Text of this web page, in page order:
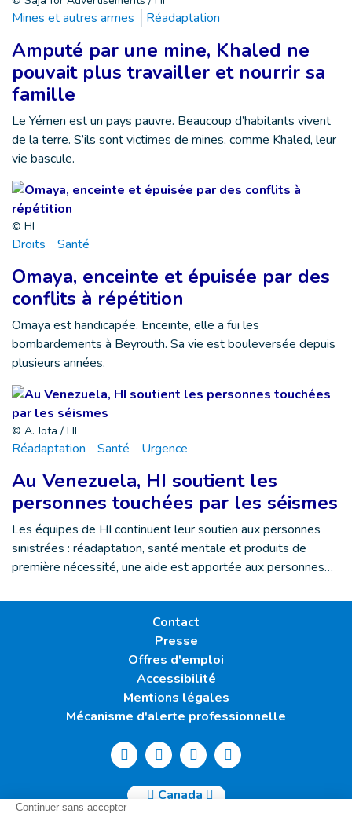
Mines et autres armes Réadaptation
Amputé par une mine, Khaled ne
pouvait plus travailler et nourrir sa
famille
Le Yémen est un pays pauvre. Beaucoup d’habitants vivent
de la terre. S’ils sont victimes de mines, comme Khaled, leur
vie bascule.
© HI
Droits Santé
Omaya, enceinte et épuisée par des
conflits à répétition
Omaya est handicapée. Enceinte, elle a fui les
bombardements à Beyrouth. Sa vie est bouleversée depuis
plusieurs années.
© A. Jota / HI
Réadaptation Santé Urgence
Au Venezuela, HI soutient les
personnes touchées par les séismes
Les équipes de HI continuent leur soutien aux personnes
sinistrées : réadaptation, santé mentale et produits de
première nécessité, une aide est apportée aux personnes…
Contact
Presse
Offres d'emploi
Accessibilité
Mentions légales
Mécanisme d'alerte professionnelle
Canada